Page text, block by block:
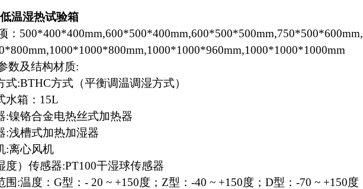
温湿热试验箱
：500*400*400mm,600*500*400mm,600*500*500mm,750*500*600mm,
数及结构材质:
式:BTHC方式（平衡调温调湿方式）
水箱：15L
:镍铬合金电热丝式加热器
:浅槽式加热加湿器
:离心风机
度）传感器:PT100干湿球传感器
围:温度：G型：- 20 ~ +150度；Z型：-40 ~ +150度；D型：-70 ~ +150度